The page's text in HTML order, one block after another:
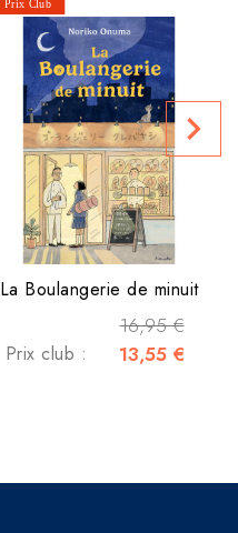
La Boulangerie de minuit
16,95 €
Prix club : 13,55 €
navigate_next